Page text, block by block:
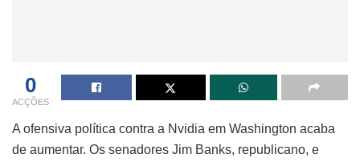
0
ACÇÕES
A ofensiva política contra a Nvidia em Washington acaba
de aumentar. Os senadores Jim Banks, republicano, e